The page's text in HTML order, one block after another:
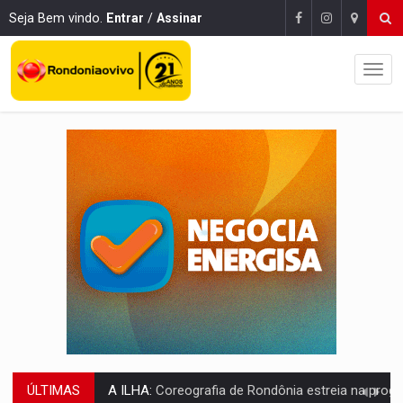
Seja Bem vindo. Entrar / Assinar
ÚLTIMAS ELEIÇÕES 2026:Sgt. Mouza esclarece 'erro de digitação' em declaração de